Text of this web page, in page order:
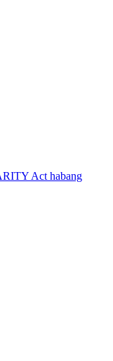
Act habang